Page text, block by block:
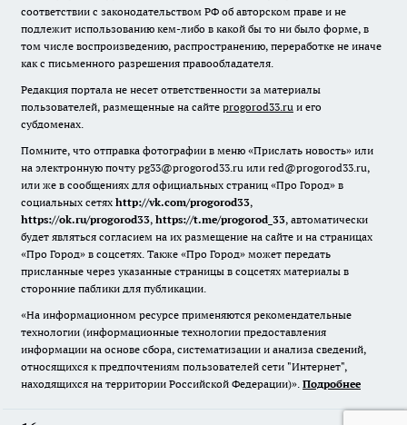
соответствии с законодательством РФ об авторском праве и не
подлежит использованию кем-либо в какой бы то ни было форме, в
том числе воспроизведению, распространению, переработке не иначе
как с письменного разрешения правообладателя.
Редакция портала не несет ответственности за материалы
пользователей, размещенные на сайте progorod33.ru и его
субдоменах.
Помните, что отправка фотографии в меню «Прислать новость» или
на электронную почту pg33@progorod33.ru или red@progorod33.ru,
или же в сообщениях для официальных страниц «Про Город» в
социальных сетях http://vk.com/progorod33,
https://ok.ru/progorod33, https://t.me/progorod_33, автоматически
будет являться согласием на их размещение на сайте и на страницах
«Про Город» в соцсетях. Также «Про Город» может передать
присланные через указанные страницы в соцсетях материалы в
сторонние паблики для публикации.
«На информационном ресурсе применяются рекомендательные
технологии (информационные технологии предоставления
информации на основе сбора, систематизации и анализа сведений,
относящихся к предпочтениям пользователей сети "Интернет",
находящихся на территории Российской Федерации)». Подробнее